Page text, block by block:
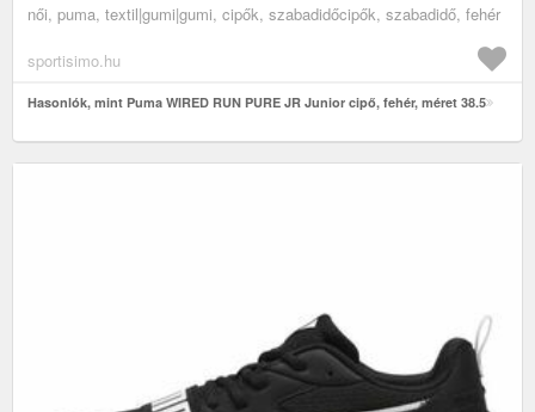
női, puma, textil|gumi|gumi, cipők, szabadidőcipők, szabadidő, fehér
sportisimo.hu
Hasonlók, mint Puma WIRED RUN PURE JR Junior cipő, fehér, méret 38.5